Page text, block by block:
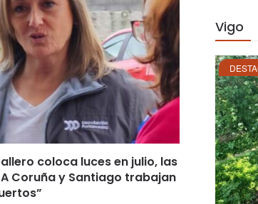
coloca luces en julio, las
Coruña y Santiago trabajan
Vigo